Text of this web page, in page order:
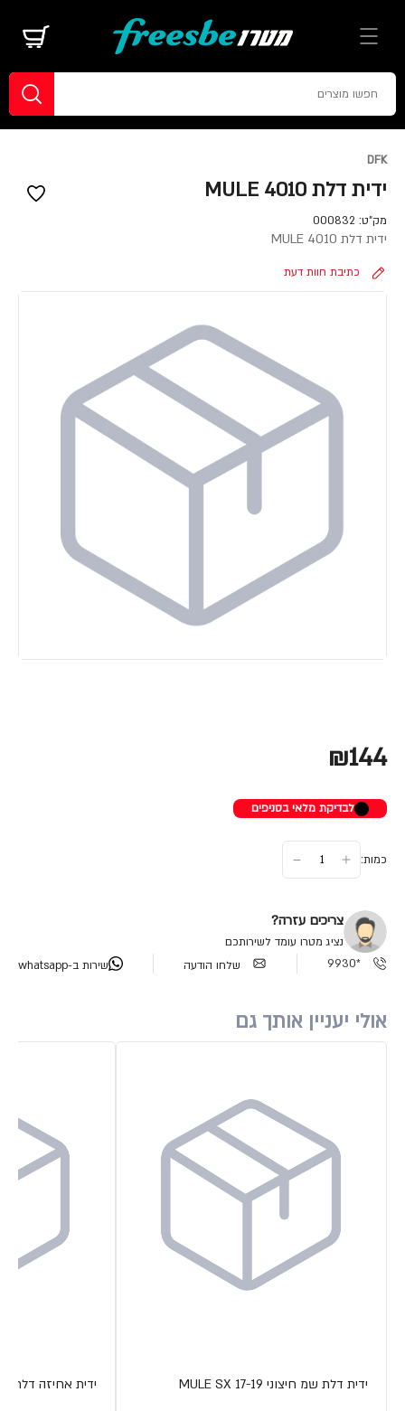
DFK
ידית דלת MULE 4010
מק"ט: 000832
ידית דלת MULE 4010
כתיבת חוות דעת
₪144
לבדיקת מלאי בסניפים
כמות:
צריכים עזרה?
נציג מטרו עומד לשירותכם
*9930
שלחו הודעה שירות ב-whatsapp
אולי יעניין אותך גם
ידית דלת שמ חיצוני MULE SX 17-19 ידית אחיזה דלת MULE SX